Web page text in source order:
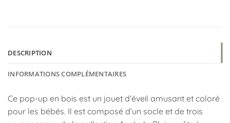
DESCRIPTION
INFORMATIONS COMPLÉMENTAIRES
Ce pop-up en bois est un jouet d’éveil amusant et coloré
pour les bébés. Il est composé d’un socle et de trois